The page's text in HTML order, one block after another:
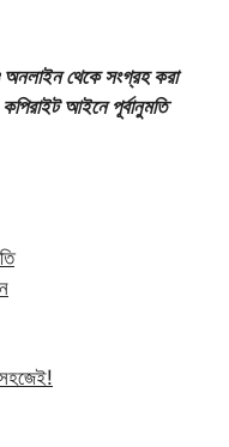
অনলাইন থেকে সংগ্রহ করা
আইনে পূর্বানুমতি